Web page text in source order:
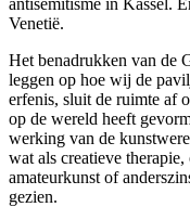
Venetië.
Het benadrukken van de
leggen op hoe wij de
erfenis, sluit de ruimte af
op de wereld heeft
werking van de
wat als creatieve
amateurkunst of
gezien.